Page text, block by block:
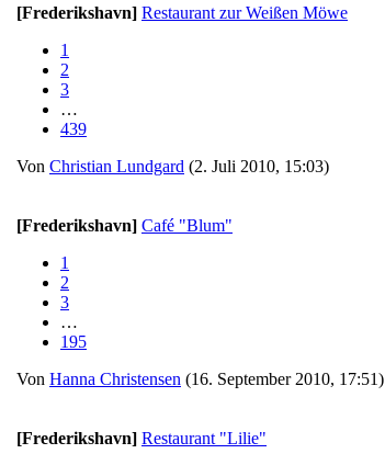
[Frederikshavn] Restaurant zur Weißen Möwe
1
2
3
…
439
Von Christian Lundgard (2. Juli 2010, 15:03)
[Frederikshavn] Café "Blum"
1
2
3
…
195
Von Hanna Christensen (16. September 2010, 17:51)
[Frederikshavn] Restaurant "Lilie"